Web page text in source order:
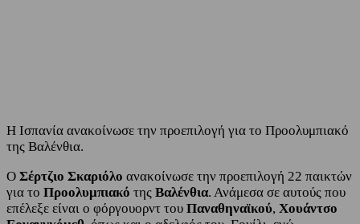
Η Ισπανία ανακοίνωσε την προεπιλογή για το Προολυμπιακό
της Βαλένθια.
Ο Σέρτζιο Σκαριόλο ανακοίνωσε την προεπιλογή 22 παικτών
για το Προολυμπιακό της Βαλένθια. Ανάμεσα σε αυτούς που
επέλεξε είναι ο φόργουορντ του Παναθηναϊκού, Χουάντσο